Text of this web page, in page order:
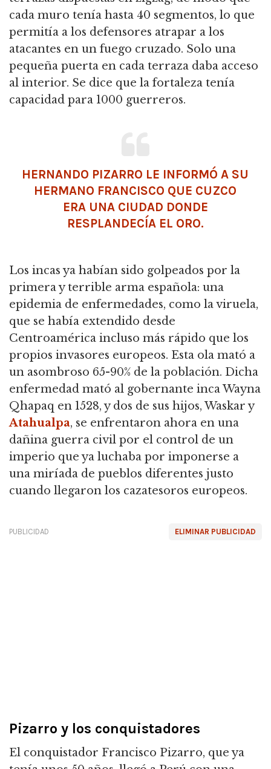
cada muro tenía hasta 40 segmentos, lo que
permitía a los defensores atrapar a los
atacantes en un fuego cruzado. Solo una
pequeña puerta en cada terraza daba acceso
al interior. Se dice que la fortaleza tenía
capacidad para 1000 guerreros.
HERNANDO PIZARRO LE INFORMÓ A SU
HERMANO FRANCISCO QUE CUZCO
ERA UNA CIUDAD DONDE
RESPLANDECÍA EL ORO.
Los incas ya habían sido golpeados por la
primera y terrible arma española: una
epidemia de enfermedades, como la viruela,
que se había extendido desde
Centroamérica incluso más rápido que los
propios invasores europeos. Esta ola mató a
un asombroso 65-90% de la población. Dicha
enfermedad mató al gobernante inca Wayna
Qhapaq en 1528, y dos de sus hijos, Waskar y
Atahualpa, se enfrentaron ahora en una
dañina guerra civil por el control de un
imperio que ya luchaba por imponerse a
una miríada de pueblos diferentes justo
cuando llegaron los cazatesoros europeos.
ELIMINAR PUBLICIDAD
PUBLICIDAD
Pizarro y los conquistadores
El conquistador Francisco Pizarro, que ya